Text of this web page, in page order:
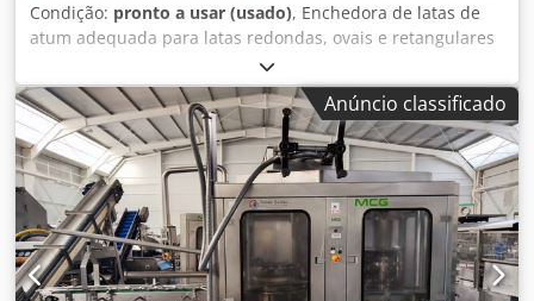
Condição: pronto a usar (usado), Enchedora de latas de
atum adequada para latas redondas, ovais e retangulares
Diâmetro da lata redonda: 50 mm - 100 mm Altura da lata:
25 mm - 62 mm Capacidade: até 100 - 200 latas por minuto
Crodpfjwr D Aajx Apbjf
Anúncio classificado